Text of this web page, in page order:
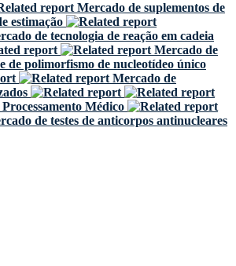
Mercado de suplementos de
estimação
de tecnologia de reação em cadeia
Mercado de
de polimorfismo de nucleotídeo único
Mercado de
Médico
de testes de anticorpos antinucleares